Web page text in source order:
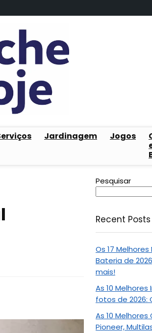
Jardinagem Jogos
Pesquisar
Recent Posts
Os 17
Bateria de
mais!
As 10
fotos de 2026:
As 10
Pioneer,